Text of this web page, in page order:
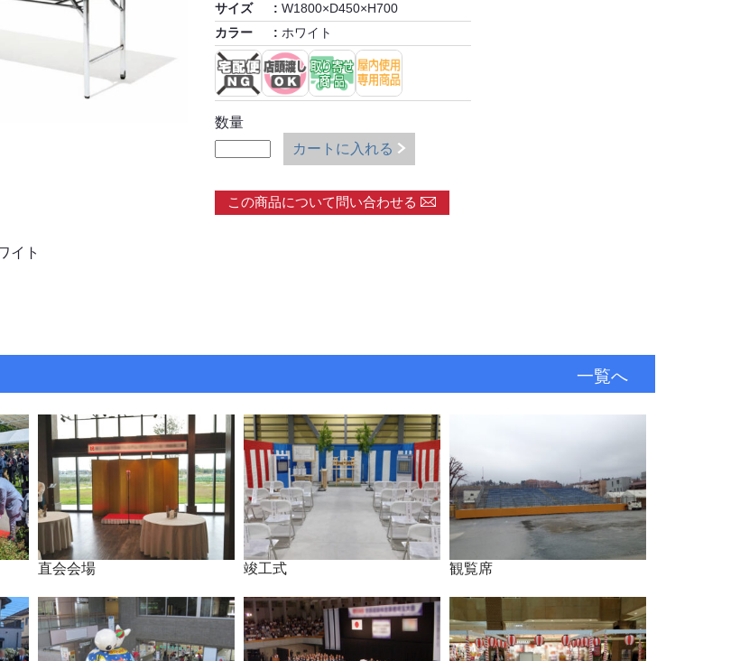
サイズ
W1800×D450×H700
カラー
ホワイト
数量
カートに入れる
この商品について問い合わせる
イト
一覧へ
直会会場 竣工式 観覧席